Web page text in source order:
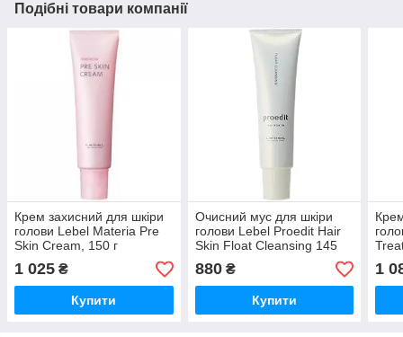
Подібні товари компанії
Крем захисний для шкіри
голови Lebel Materia Pre
Skin Cream, 150 г
1 025 ₴
Купити
Очисний мус для шкіри
голови Lebel Proedit Hair
Skin Float Cleansing 145
880₴
Купити
1